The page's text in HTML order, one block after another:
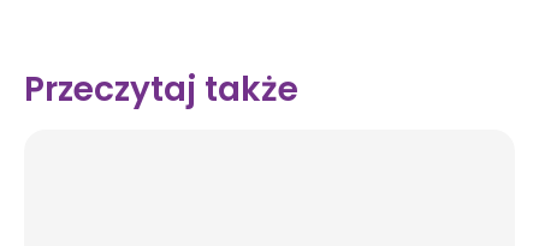
Przeczytaj także